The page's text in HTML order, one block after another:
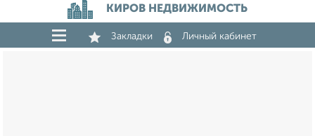
КИРОВ НЕДВИЖИМОСТЬ
Закладки Личный кабинет